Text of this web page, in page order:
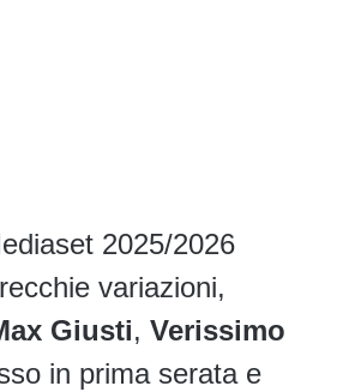
2025/2026
variazioni,
Giusti, Verissimo
in prima serata e